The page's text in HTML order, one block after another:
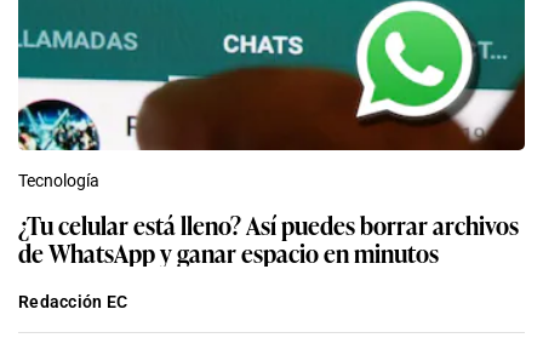
Tecnología
¿Tu celular está lleno? Así puedes borrar archivos
de WhatsApp y ganar espacio en minutos
Redacción EC